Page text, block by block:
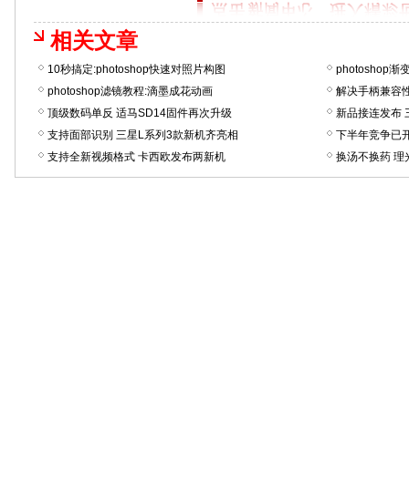
相关文章
10秒搞定:photoshop快速对照片构图
photoshop渐
photoshop滤镜教程:滴墨成花动画
解决手柄兼容
顶级数码单反 适马SD14固件再次升级
新品接连发布
支持面部识别 三星L系列3款新机齐亮相
下半年竞争已
支持全新视频格式 卡西欧发布两新机
换汤不换药 理